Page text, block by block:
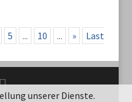
5 ... 10 ... »
Last
unserer Dienste.